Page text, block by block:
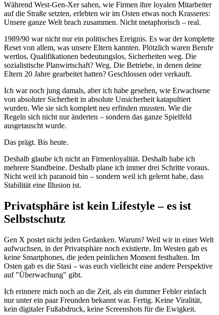
Während West-Gen-Xer sahen, wie Firmen ihre loyalen Mitarbeiter
auf die Straße setzten, erlebten wir im Osten etwas noch Krasseres:
Unsere ganze Welt brach zusammen. Nicht metaphorisch – real.
1989/90 war nicht nur ein politisches Ereignis. Es war der komplette
Reset von allem, was unsere Eltern kannten. Plötzlich waren Berufe
wertlos, Qualifikationen bedeutungslos, Sicherheiten weg. Die
sozialistische Planwirtschaft? Weg. Die Betriebe, in denen deine
Eltern 20 Jahre gearbeitet hatten? Geschlossen oder verkauft.
Ich war noch jung damals, aber ich habe gesehen, wie Erwachsene
von absoluter Sicherheit in absolute Unsicherheit katapultiert
wurden. Wie sie sich komplett neu erfinden mussten. Wie die
Regeln sich nicht nur änderten – sondern das ganze Spielfeld
ausgetauscht wurde.
Das prägt. Bis heute.
Deshalb glaube ich nicht an Firmenloyalität. Deshalb habe ich
mehrere Standbeine. Deshalb plane ich immer drei Schritte voraus.
Nicht weil ich paranoid bin – sondern weil ich gelernt habe, dass
Stabilität eine Illusion ist.
Privatsphäre ist kein Lifestyle – es ist
Selbstschutz
Gen X postet nicht jeden Gedanken. Warum? Weil wir in einer Welt
aufwuchsen, in der Privatsphäre noch existierte. Im Westen gab es
keine Smartphones, die jeden peinlichen Moment festhalten. Im
Osten gab es die Stasi – was euch vielleicht eine andere Perspektive
auf "Überwachung" gibt.
Ich erinnere mich noch an die Zeit, als ein dummer Fehler einfach
nur unter ein paar Freunden bekannt war. Fertig. Keine Viralität,
kein digitaler Fußabdruck, keine Screenshots für die Ewigkeit.